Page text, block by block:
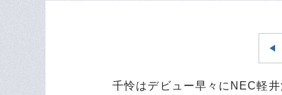
千怜はデビュー早々にNEC軽井